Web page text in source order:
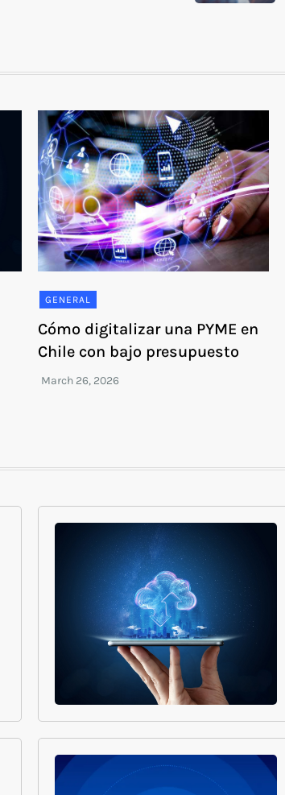
GENERAL
Cómo digitalizar una PYME en
Chile con bajo presupuesto